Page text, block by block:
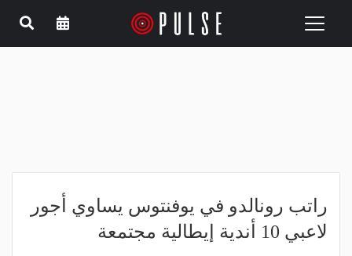
Toggle
راتب رونالدو في يوفنتوس يساوي أجور
لاعبي 10 أندية إيطالية مجتمعة